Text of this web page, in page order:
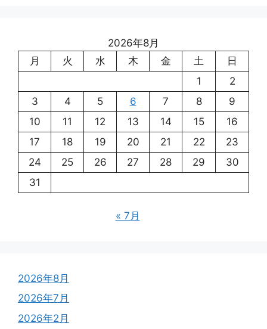
2026年8月
月
火 水 木 金 土
日
1
2
3
4 5 6 7 8
9
10
11 12 13 14 15
16
17
18 19 20 21 22
23
24
25 26 27 28 29
30
31
« 7月
2026年8月
2026年7月
2026年2月